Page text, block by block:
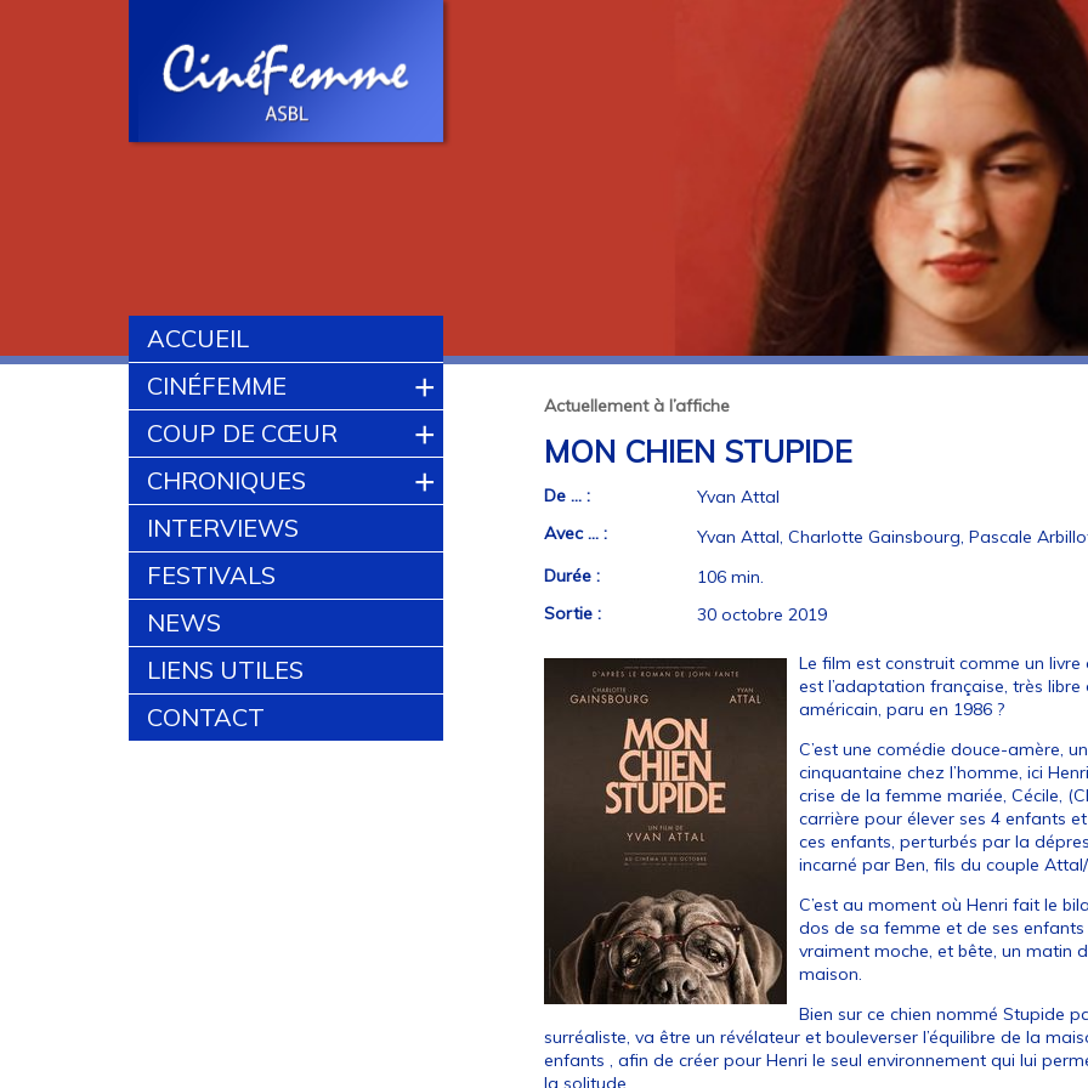
ACCUEIL
CINÉFEMME
+
COUP DE CŒUR +
CHRONIQUES +
INTERVIEWS
FESTIVALS
NEWS
LIENS UTILES
CONTACT
Actuellement à l’affiche
MON CHIEN STUPIDE
De ... :
Yvan Attal
Avec ... :
Yvan Attal, Charlotte Gainsbourg, Pascale
Durée :
106 min.
Sortie :
30 octobre 2019
Le film est construit comme un
est l’adaptation française, très libre
américain, paru en 1986 ?
C’est une comédie douce-amère,
cinquantaine chez l’homme, ici
crise de la femme mariée, Cécile,
carrière pour élever ses 4 enfants
ces enfants, perturbés par la
incarné par Ben, fils du couple
C’est au moment où Henri fait le
dos de sa femme et de ses
vraiment moche, et bête, un matin
maison.
Bien sur ce chien nommé Stupide
surréaliste, va être un révélateur et bouleverser l’équilibre de la
enfants , afin de créer pour Henri le seul environnement qui lui
la solitude.